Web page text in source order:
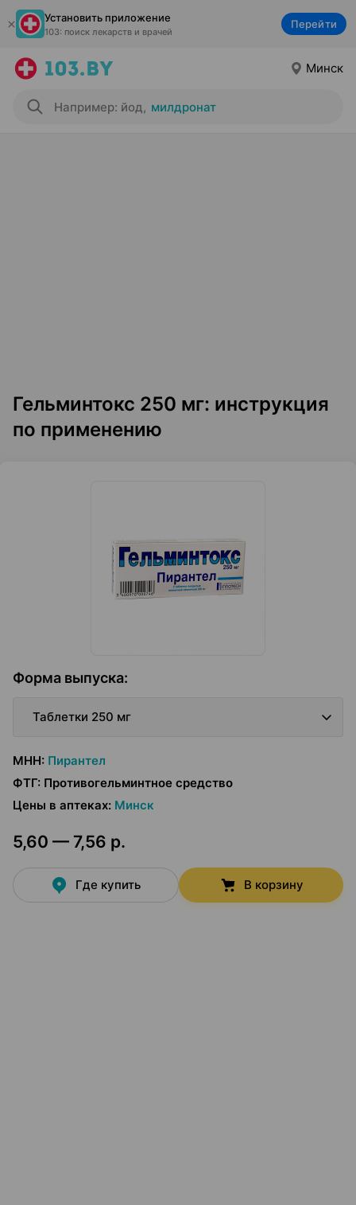
Установить приложение
103: поиск лекарств и врачей
Перейти
Минск
Например: йод, милдронат
Гельминтокс 250 мг: инструкция
по применению
Форма выпуска:
Таблетки 250 мг
МНН: Пирантел
ФТГ: Противогельминтное средство
Цены в аптеках: Минск
5,60 — 7,56 р.
Где купить В корзину